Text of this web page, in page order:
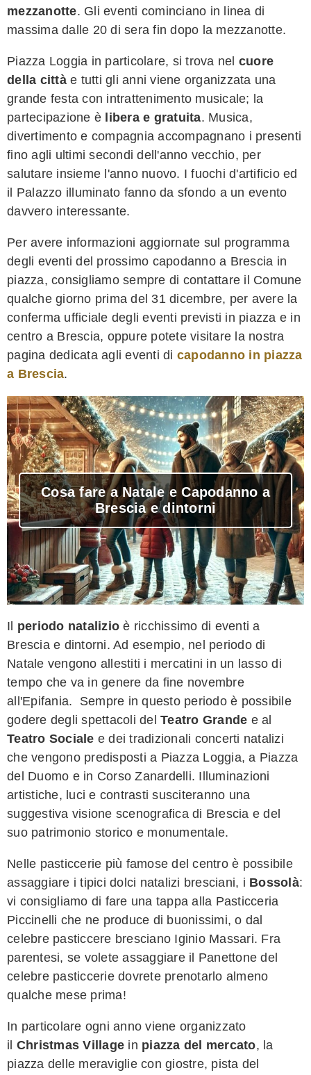
mezzanotte. Gli eventi cominciano in linea di
massima dalle 20 di sera fin dopo la mezzanotte.
Piazza Loggia in particolare, si trova nel cuore
della cittàe tutti gli anni viene organizzata una
grande festa con intrattenimento musicale; la
partecipazione è libera e gratuita. Musica,
divertimento e compagnia accompagnano i presenti
fino agli ultimi secondi dell'anno vecchio, per
salutare insieme l'anno nuovo. I fuochi d'artificio ed
il Palazzo illuminato fanno da sfondo a un evento
davvero interessante.
Per avere informazioni aggiornate sul programma
degli eventi del prossimo capodanno a Brescia in
piazza, consigliamo sempre di contattare il Comune
qualche giorno prima del 31 dicembre, per avere la
conferma ufficiale degli eventi previsti in piazza e in
centro a Brescia, oppure potete visitare la nostra
pagina dedicata agli eventi di capodanno in piazza
a Brescia.
Cosa fare a Natale e Capodanno a
Brescia e dintorni
Il periodo natalizio è ricchissimo di eventi a
Brescia e dintorni. Ad esempio, nel periodo di
Natale vengono allestiti i mercatini in un lasso di
tempo che va in genere da fine novembre
all'Epifania. Sempre in questo periodo è possibile
godere degli spettacoli del Teatro Grande e al
Teatro Sociale e dei tradizionali concerti natalizi
che vengono predisposti a Piazza Loggia, a Piazza
del Duomo e in Corso Zanardelli. Illuminazioni
artistiche, luci e contrasti susciteranno una
suggestiva visione scenografica di Brescia e del
suo patrimonio storico e monumentale.
Nelle pasticcerie più famose del centro è possibile
assaggiare i tipici dolci natalizi bresciani, i Bossolà:
vi consigliamo di fare una tappa alla Pasticceria
Piccinelli che ne produce di buonissimi, o dal
celebre pasticcere bresciano Iginio Massari. Fra
parentesi, se volete assaggiare il Panettone del
celebre pasticcerie dovrete prenotarlo almeno
qualche mese prima!
In particolare ogni anno viene organizzato
il Christmas Village in piazza del mercato, la
piazza delle meraviglie con giostre, pista del